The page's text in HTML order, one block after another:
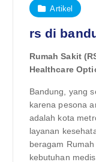
Artikel
rs di
Rumah Sakit
Healthcare
Bandung, yang
karena pesona
adalah kota
layanan
beragam
kebutuhan